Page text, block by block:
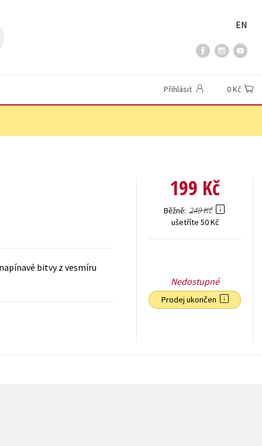
EN
Přihlásit 0 Kč
bitvy z vesmíru
199 Kč
Běžně 249 Kč
ušetříte 50 Kč
Nedostupné
Prodej ukončen